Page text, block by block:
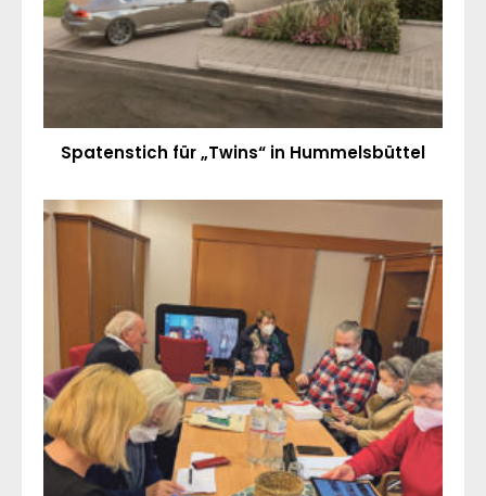
Spatenstich für „Twins“ in Hummelsbüttel